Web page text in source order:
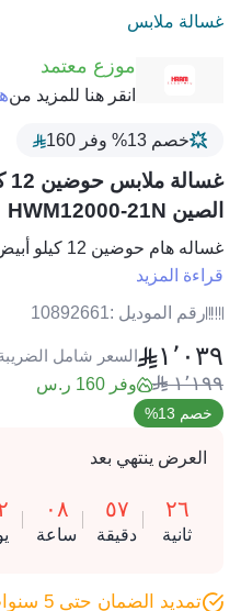
غسالة ملابس
موزع معتمد
انقر هنا للمزيد من
خصم 13% وفر 160
الصين HWM12000-21N
غساله هام حوضين 12 كيلو أبيض
قراءة المزيد
رقم الموديل :10892661
١٬٠٣٩ السعر شامل
١٬١٩٩ وفر 160 ر.س
خصم 13%
العرض ينتهي بعد
٢٦
ثانية
٥٧
دقيقة
٠٨
ساعة
تمديد الضمان حتى 5 سنوات